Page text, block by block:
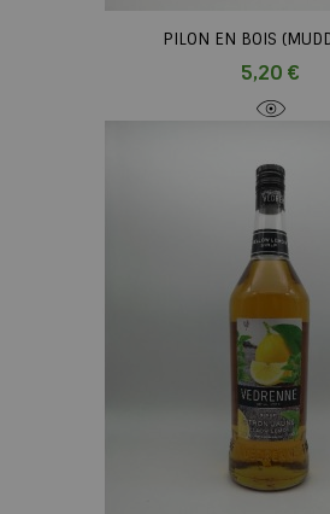
PILON EN BOIS
5,20 €Prix